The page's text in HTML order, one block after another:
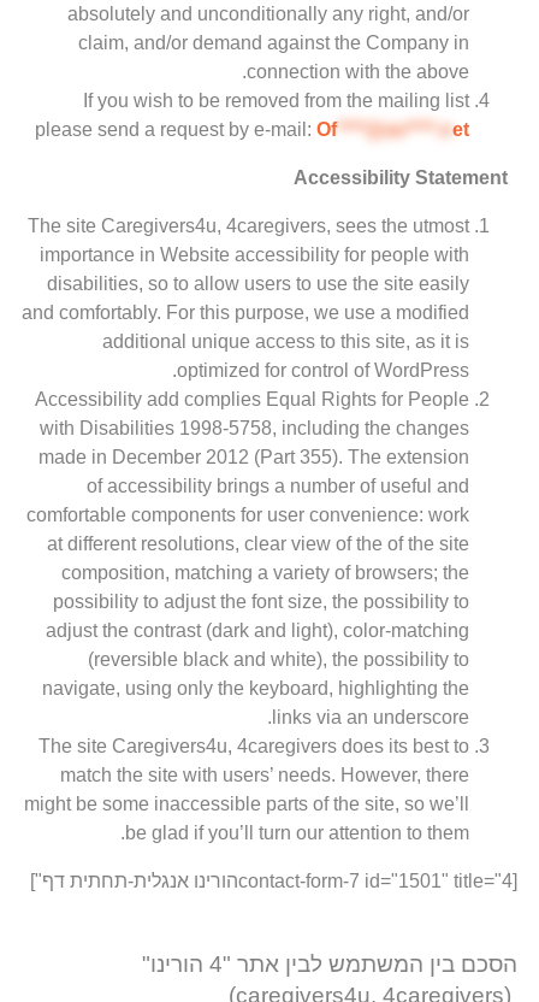
absolutely and unconditionally any right, and/or
claim, and/or demand against the Company in
connection with the above.
If you wish to be removed from the mailing list
please send a request by e-mail: Of****@av****.net
Accessibility Statement
The site Caregivers4u, 4caregivers, sees the utmost
importance in Website accessibility for people with
disabilities, so to allow users to use the site easily
and comfortably. For this purpose, we use a modified
additional unique access to this site, as it is
optimized for control of WordPress.
Accessibility add complies Equal Rights for People
with Disabilities 1998-5758, including the changes
made in December 2012 (Part 355). The extension
of accessibility brings a number of useful and
comfortable components for user convenience: work
at different resolutions, clear view of the of the site
composition, matching a variety of browsers; the
possibility to adjust the font size, the possibility to
adjust the contrast (dark and light), color-matching
(reversible black and white), the possibility to
navigate, using only the keyboard, highlighting the
links via an underscore.
The site Caregivers4u, 4caregivers does its best to
match the site with users’ needs. However, there
might be some inaccessible parts of the site, so we’ll
be glad if you’ll turn our attention to them.
[contact-form-7 id="1501" title="4הורינו אנגלית-תחתית דף"]
הסכם בין המשתמש לבין אתר "4 הורינו"
(caregivers4u, 4caregivers)